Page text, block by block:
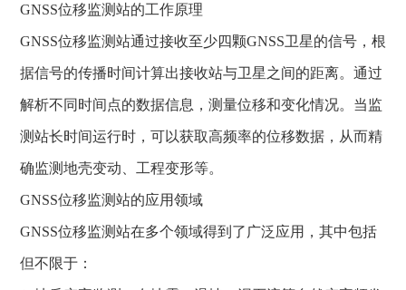
GNSS位移监测站的工作原理
GNSS位移监测站通过接收至少四颗GNSS卫星的信号，根
据信号的传播时间计算出接收站与卫星之间的距离。通过
解析不同时间点的数据信息，测量位移和变化情况。当监
测站长时间运行时，可以获取高频率的位移数据，从而精
确监测地壳变动、工程变形等。
GNSS位移监测站的应用领域
GNSS位移监测站在多个领域得到了广泛应用，其中包括
但不限于：